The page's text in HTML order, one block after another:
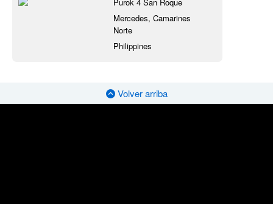
Mercedes, Camarines
Norte
Philippines
Volver arriba